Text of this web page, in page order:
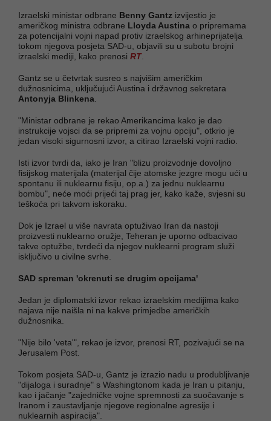
Izraelski ministar odbrane Benny Gantz izvijestio je
američkog ministra odbrane Lloyda Austina o pripremama
za potencijalni vojni napad protiv izraelskog arhineprijatelja
tokom njegova posjeta SAD-u, objavili su u subotu brojni
izraelski mediji, kako prenosi RT.
Gantz se u četvrtak susreo s najvišim američkim
dužnosnicima, uključujući Austina i državnog sekretara
Antonyja Blinkena
"Ministar odbrane je rekao Amerikancima kako je dao
instrukcije vojsci da se pripremi za vojnu opciju", otkrio je
jedan visoki sigurnosni izvor, a citirao Izraelski vojni radio.
Isti izvor tvrdi da, iako je Iran "blizu proizvodnje dovoljno
fisijskog materijala (materijal čije atomske jezgre mogu ući u
spontanu ili nuklearnu fisiju, op.a.) za jednu nuklearnu
bombu", neće moći prijeći taj prag jer, kako kaže, svjesni su
teškoća pri takvom iskoraku.
Dok je Izrael u više navrata optuživao Iran da nastoji
proizvesti nuklearno oružje, Teheran je uporno odbacivao
takve optužbe, tvrdeći da njegov nuklearni program služi
isključivo u civilne svrhe.
SAD spreman 'okrenuti se drugim opcijama'
Jedan je diplomatski izvor rekao izraelskim medijima kako
najava nije naišla ni na kakve primjedbe američkih
dužnosnika.
"Nije bilo 'veta'", rekao je izvor, prenosi RT, pozivajući se na
Jerusalem Post.
Tokom posjeta SAD-u, Gantz je izrazio nadu u produbljivanje
"dijaloga i suradnje" s Washingtonom kada je Iran u pitanju,
kao i jačanje "zajedničke vojne spremnosti za suočavanje s
Iranom i zaustavljanje njegove regionalne agresije i
nuklearnih aspiracija".